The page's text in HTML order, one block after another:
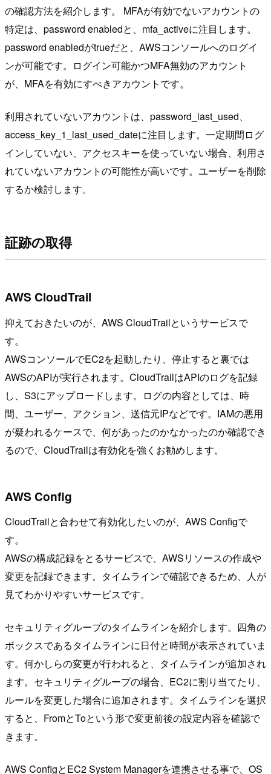
の確認方法を紹介します。 MFAが有効でないアカウントの
特定は、password enabledと、mfa_activeに注目します。
password enabledがtrueだと、AWSコンソールへのログイ
ンが可能です。ログイン可能かつMFA無効のアカウント
が、MFAを有効にすべきアカウントです。
利用されていないアカウントは、password_last_used、
access_key_1_last_used_dateに注目します。一定期間ログ
インしていない、アクセスキーを使っていない場合、利用さ
れていないアカウントの可能性が高いです。ユーザーを削除
するか検討します。
証跡の取得
AWS CloudTrail
抑えておきたいのが、AWS CloudTrailというサービスで
す。
AWSコンソールでEC2を起動したり、停止すると裏では
AWSのAPIが実行されます。CloudTrailはAPIのログを記録
し、S3にアップロードします。ログの内容としては、時
間、ユーザー、アクション、送信元IPなどです。IAMの悪用
が疑われるケースで、何があったのかなかったのか確認でき
るので、CloudTrailは有効化を強くお勧めします。
AWS Config
CloudTrailと合わせて有効化したいのが、AWS Configで
す。
AWSの構成記録をとるサービスで、AWSリソースの作成や
変更を記録できます。タイムラインで確認できるため、人が
見てわかりやすいサービスです。
セキュリティグループのタイムラインを紹介します。四角の
ボックスであるタイムラインに日付と時間が表示されていま
す。何かしらの変更が行われると、タイムラインが追加され
ます。セキュリティグループの場合、EC2に割り当てたり、
ルールを変更した場合に追加されます。タイムラインを選択
すると、FromとToという形で変更前後の設定内容を確認で
きます。
AWS ConfigとEC2 System Managerを連携させる事で、OS